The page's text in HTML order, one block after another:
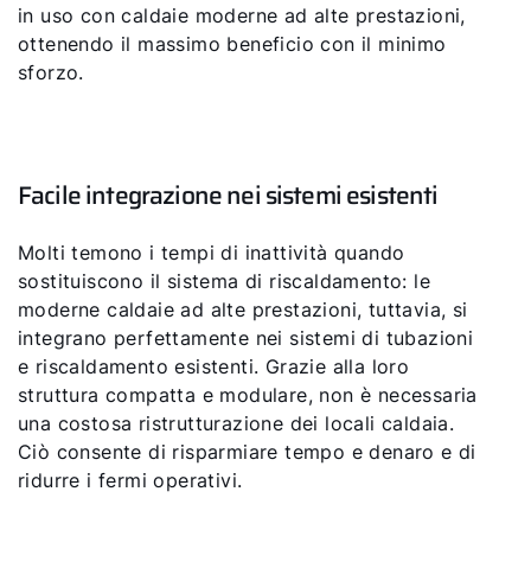
in uso con caldaie moderne ad alte prestazioni,
ottenendo il massimo beneficio con il minimo
sforzo.
Facile integrazione nei sistemi esistenti
Molti temono i tempi di inattività quando
sostituiscono il sistema di riscaldamento: le
moderne caldaie ad alte prestazioni, tuttavia, si
integrano perfettamente nei sistemi di tubazioni
e riscaldamento esistenti. Grazie alla loro
struttura compatta e modulare, non è necessaria
una costosa ristrutturazione dei locali caldaia.
Ciò consente di risparmiare tempo e denaro e di
ridurre i fermi operativi.